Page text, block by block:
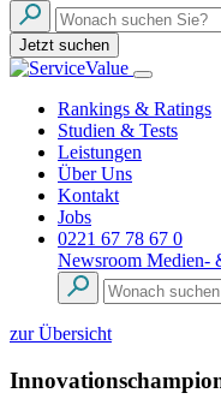
Jetzt suchen
Rankings & Ratings
Studien & Tests
Leistungen
Über Uns
Kontakt
Jobs
0221 67 78 67 0
Newsroom Medien-
zur Übersicht